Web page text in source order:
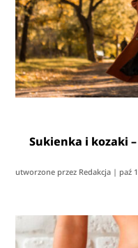
Sukienka i kozaki
utworzone przez Redakcja | paź